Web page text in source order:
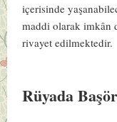
içerisinde
maddi olarak imkân
rivayet edilmektedir.
Rüyada